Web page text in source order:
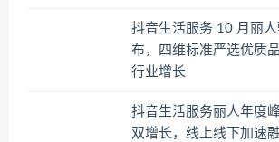
抖音生活服务 10 月丽
布，四维标准严选优质
行业增长
抖音生活服务丽人年度
双增长，线上线下加速